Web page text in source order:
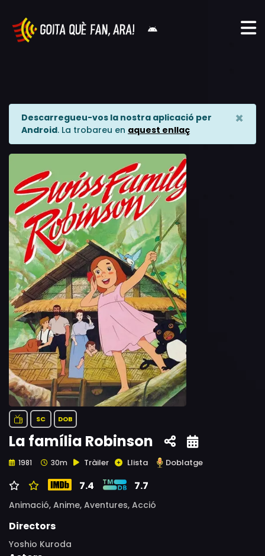
Descarregueu-vos la nostra aplicació per
Android. La trobareu en aquest enllaç
×
SC DOB
La família Robinson
1981 30m Tràiler Llista Doblatge
7.4 7.7
Animació, Anime, Aventures, Acció
Directors
Yoshio Kuroda